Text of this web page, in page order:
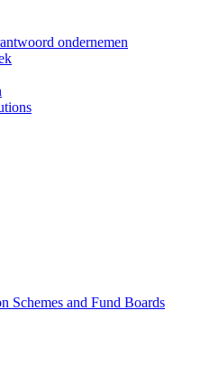
ondernemen
Schemes and Fund Boards